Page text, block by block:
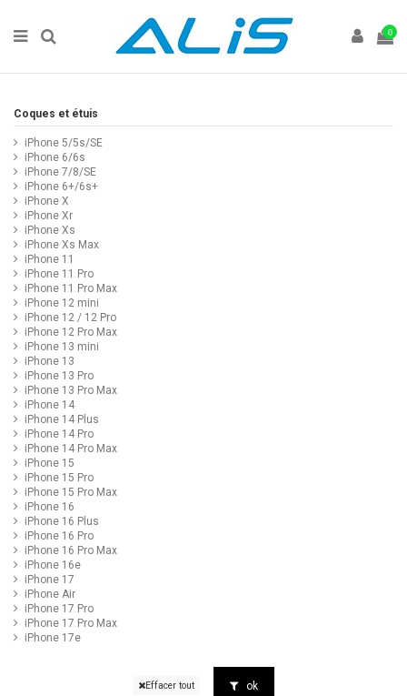
0
Coques et étuis
iPhone 5/5s/SE
iPhone 6/6s
iPhone 7/8/SE
iPhone 6+/6s+
iPhone X
iPhone Xr
iPhone Xs
iPhone Xs Max
iPhone 11
iPhone 11 Pro
iPhone 11 Pro Max
iPhone 12 mini
iPhone 12 / 12 Pro
iPhone 12 Pro Max
iPhone 13 mini
iPhone 13
iPhone 13 Pro
iPhone 13 Pro Max
iPhone 14
iPhone 14 Plus
iPhone 14 Pro
iPhone 14 Pro Max
iPhone 15
iPhone 15 Pro
iPhone 15 Pro Max
iPhone 16
iPhone 16 Plus
iPhone 16 Pro
iPhone 16 Pro Max
iPhone 16e
iPhone 17
iPhone Air
iPhone 17 Pro
iPhone 17 Pro Max
iPhone 17e
Effacer tout ok